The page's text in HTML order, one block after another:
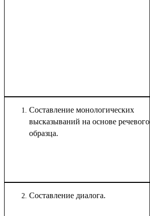
Составление монологических
высказываний на основе речевого
образца.
Составление диалога.